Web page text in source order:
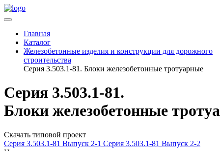
Главная
Каталог
Железобетонные изделия и конструкции для дорожного
строительства
Серия 3.503.1-81. Блоки железобетонные тротуарные
Серия 3.503.1-81.
Блоки железобетонные
Скачать типовой проект
Серия 3.503.1-81 Выпуск 2-1 Серия 3.503.1-81 Выпуск 2-2